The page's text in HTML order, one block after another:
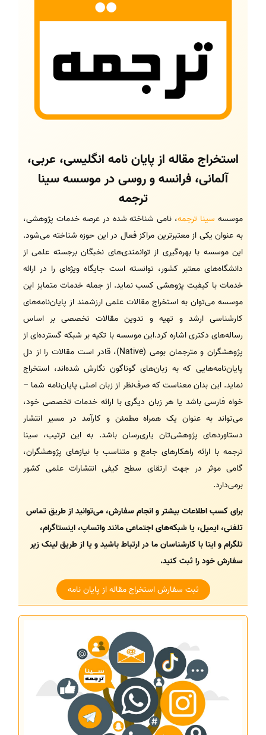
استخراج مقاله از پایان نامه انگلیسی، عربی،
آلمانی، فرانسه و روسی در موسسه سینا
ترجمه
موسسه سینا ترجمه، نامی شناخته شده در عرصه خدمات پژوهشی،
به عنوان یکی از معتبرترین مراکز فعال در این حوزه شناخته می‌شود.
این موسسه با بهره‌گیری از توانمندی‌های نخبگان برجسته علمی از
دانشگاه‌های معتبر کشور، توانسته است جایگاه ویژه‌ای را در ارائه
خدمات با کیفیت پژوهشی کسب نماید. از جمله خدمات متمایز این
موسسه می‌توان به استخراج مقالات علمی ارزشمند از پایان‌نامه‌های
کارشناسی ارشد و تهیه و تدوین مقالات تخصصی بر اساس
رساله‌های دکتری اشاره کرد.این موسسه با تکیه بر شبکه گسترده‌ای از
پژوهشگران و مترجمان بومی (Native)، قادر است مقالات را از دل
پایان‌نامه‌هایی که به زبان‌های گوناگون نگارش شده‌اند، استخراج
نماید. این بدان معناست که صرف‌نظر از زبان اصلی پایان‌نامه شما –
خواه فارسی باشد یا هر زبان دیگری با ارائه خدمات تخصصی خود،
می‌تواند به عنوان یک همراه مطمئن و کارآمد در مسیر انتشار
دستاوردهای پژوهشی‌تان یاری‌رسان باشد. به این ترتیب، سینا
ترجمه با ارائه راهکارهای جامع و متناسب با نیازهای پژوهشگران،
گامی موثر در جهت ارتقای سطح کیفی انتشارات علمی کشور
برمی‌دارد.
برای کسب اطلاعات بیشتر و انجام سفارش، می‌توانید از طریق تماس
تلفنی، ایمیل، یا شبکه‌های اجتماعی مانند واتساپ، اینستاگرام،
تلگرام و ایتا با کارشناسان ما در ارتباط باشید و یا از طریق لینک زیر
سفارش خود را ثبت کنید.
ثبت سفارش استخراج مقاله از پایان نامه